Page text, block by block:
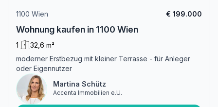
1100 Wien € 199.000
Wohnung kaufen in 1100 Wien
1
32,6 m²
moderner Erstbezug mit kleiner Terrasse - für Anleger
oder Eigennutzer
Martina Schütz
Accenta Immobilien e.U.